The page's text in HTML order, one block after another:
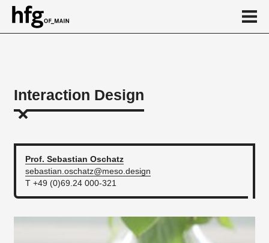
Über
News
Interaction Design
Prof. Sebastian Oschatz
sebastian.oschatz@meso.design
T +49 (0)69.24 000-321